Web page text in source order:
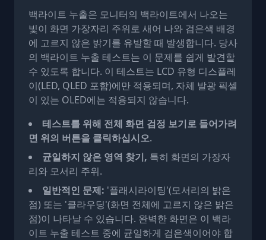
백라이트 누출은 모니터의 백라이트에서 나오는
빛이 화면 가장자리 주위로 새어 나와 검은색 배경
에 고르지 않은 밝기를 유발할 때 발생합니다. 당사
의 백라이트 누출 테스트는 이 문제를 쉽게 발견할
수 있도록 합니다. 이 테스트는 LCD 유형 디스플레
이(LED, QLED 포함)에만 적용되며, 자체 발광 픽셀
이 있는 OLED에는 적용되지 않습니다.
테스트를 위해 전체 화면 검정 보기로 들어가려
면 위의 버튼을 클릭하십시오.
균일하지 않은 영역 찾기, 특히 화면의 가장자
리와 모서리 주위.
일반적인 문제: '플래시라이팅'(모서리의 밝은
점) 또는 '클라우딩'(화면 전체에 고르지 않은 밝은
점)이 나타날 수 있습니다. 완벽한 화면은 이 백라
이트 누출 테스트 중에 균일하게 검은색이어야 합